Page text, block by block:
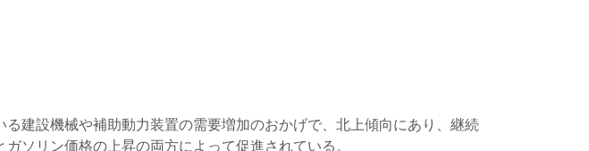
建設機械や補助動力装置の需要増加のおかげで、北上傾向にあり、継続
ソリン価格の上昇の両方によって促進されている。